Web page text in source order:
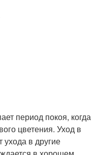
период покоя, когда
цветения. Уход в
ухода в другие